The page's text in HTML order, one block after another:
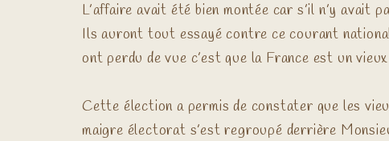
L’affaire avait été bien montée car s’il n’y
Ils auront tout essayé contre ce courant
ont perdu de vue c’est que la France est un
Cette élection a permis de constater que les
maigre électorat s’est regroupé derrière